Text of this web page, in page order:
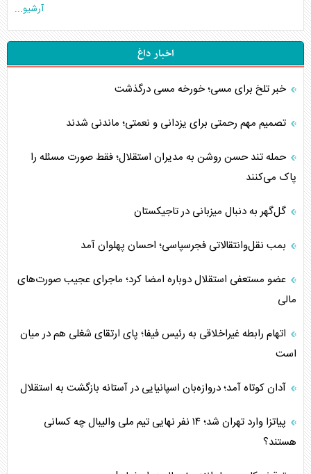
آرشیو...
اخبار داغ
خبر تلخ برای مسی؛ خورخه مسی درگذشت
تصمیم مهم رحمتی برای یزدانی و نعمتی؛ ماندنی شدند
حمله تند حسن روشن به مدیران استقلال؛ فقط صورت مسئله را
پاک می‌کنند
گل‌گهر به دنبال میزبانی در تاجیکستان
بمب نقل‌وانتقالاتی فجرسپاسی؛ احسان پهلوان آمد
عضو مستعفی استقلال دوباره امضا کرد؛ ماجرای عجیب صورت‌های
مالی
اتهام رابطه غیراخلاقی به رئیس فیفا؛ پای ارتقای شغلی هم در میان
است
آدان کوتاه آمد؛ دروازه‌بان اسپانیایی در آستانه بازگشت به استقلال
پیاتزا وارد تهران شد؛ ۱۴ نفر نهایی تیم ملی والیبال چه کسانی
هستند؟